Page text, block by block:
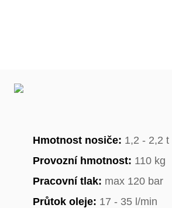
Hmotnost nosiče: 1,2 - 2,2 t
Provozní hmotnost: 110 kg
Pracovní tlak: max 120 bar
Průtok oleje: 17 - 35 l/min